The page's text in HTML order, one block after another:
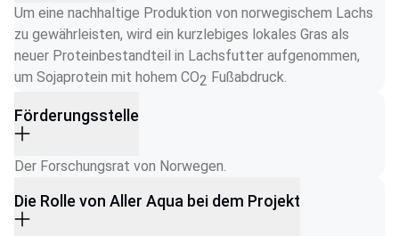
Um eine nachhaltige Produktion von norwegischem Lachs
zu gewährleisten, wird ein kurzlebiges lokales Gras als
neuer Proteinbestandteil in Lachsfutter aufgenommen,
um Sojaprotein mit hohem CO2 Fußabdruck.
Förderungsstelle
Der Forschungsrat von Norwegen.
Die Rolle von Aller Aqua bei dem Projekt